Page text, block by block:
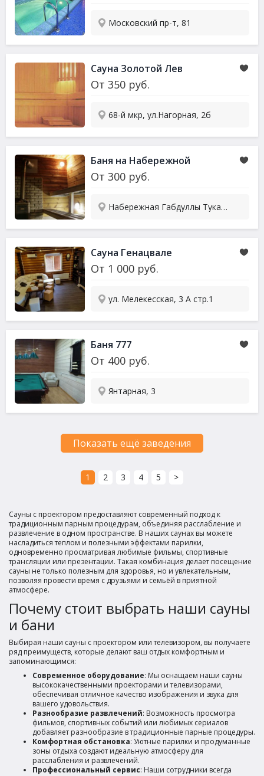
Московский пр-т, 81
Сауна Золотой Лев
От350 руб.
68-й мкр, ул.Нагорная, 2б
Баня на Набережной
От300 руб.
Набережная Габдуллы Тукая, 16 стр. 3
Сауна Генацвале
От 1 000 руб.
ул. Мелекесская, 3 А стр.1
Баня 777
От 400 руб.
Янтарная, 3
Показать ещё заведения
1 2 3 4 5 >
Сауны с проектором предоставляют современный подход к
традиционным парным процедурам, объединяя расслабление и
развлечение в одном пространстве. В наших саунах вы можете
насладиться теплом и полезными эффектами парилки,
одновременно просматривая любимые фильмы, спортивные
трансляции или презентации. Такая комбинация делает посещение
сауны не только полезным для здоровья, но и увлекательным,
позволяя провести время с друзьями и семьёй в приятной
атмосфере.
Почему стоит выбрать наши сауны
и бани
Выбирая наши сауны с проектором или телевизором, вы получаете
ряд преимуществ, которые делают ваш отдых комфортным и
запоминающимся:
Современное оборудование: Мы оснащаем наши сауны
высококачественными проекторами и телевизорами,
обеспечивая отличное качество изображения и звука для
вашего удовольствия.
Разнообразие развлечений: Возможность просмотра
фильмов, спортивных событий или любимых сериалов
добавляет разнообразие в традиционные парные процедуры.
Комфортная обстановка: Уютные парилки и продуманные
зоны отдыха создают идеальную атмосферу для
расслабления и развлечений.
Профессиональный сервис: Наши сотрудники всегда